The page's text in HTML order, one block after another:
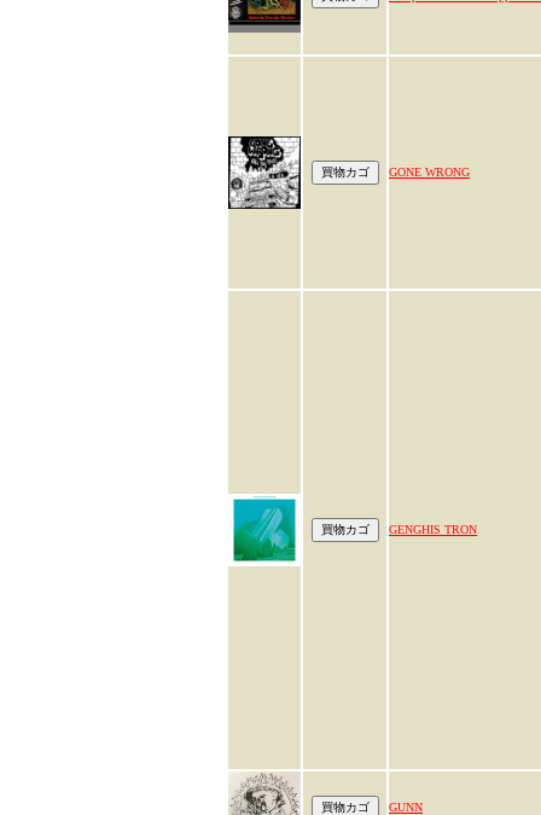
GONE WRONG
GENGHIS TRON
GUNN